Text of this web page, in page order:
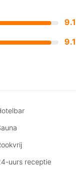
9.1
9.1
uurs receptie